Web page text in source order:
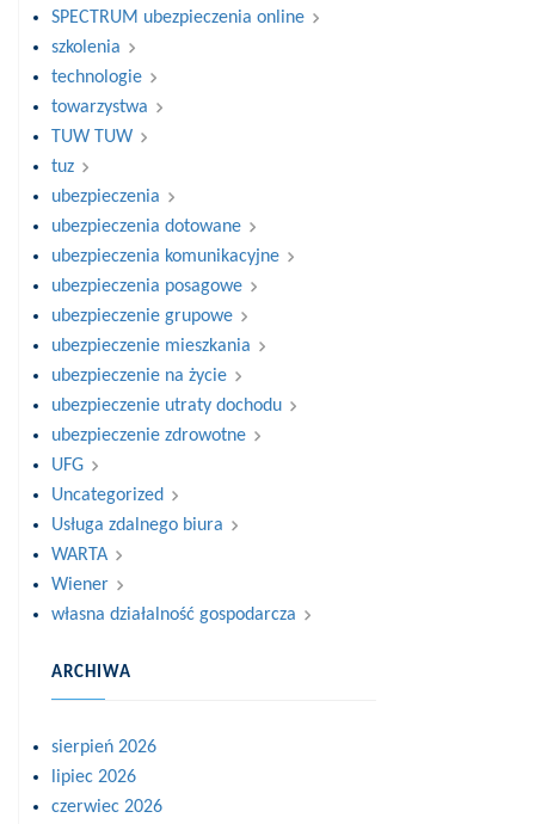
SPECTRUM ubezpieczenia online
szkolenia
technologie
towarzystwa
TUW TUW
tuz
ubezpieczenia
ubezpieczenia dotowane
ubezpieczenia komunikacyjne
ubezpieczenia posagowe
ubezpieczenie grupowe
ubezpieczenie mieszkania
ubezpieczenie na życie
ubezpieczenie utraty dochodu
ubezpieczenie zdrowotne
UFG
Uncategorized
Usługa zdalnego biura
WARTA
Wiener
własna działalność gospodarcza
ARCHIWA
sierpień 2026
lipiec 2026
czerwiec 2026